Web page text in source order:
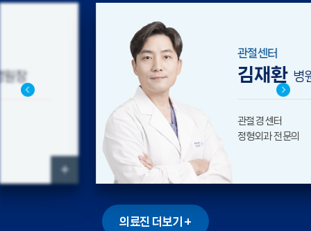
관절센터
김재환 병원장
관절경 센터
정형외과 전문의
의료진 더보기 +